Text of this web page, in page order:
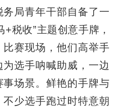
局青年干部自备了一
税收”主题创意手牌，
赛现场，他们高举手
选手呐喊助威，一边
场景。鲜艳的手牌与
少选手跑过时特意朝